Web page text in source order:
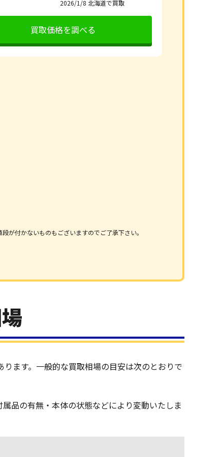
2026/1/8 北海道で買取
買取価格を調べる
が付かないものもございますのでご了承下さい。
ます。一般的な買取相場の目安は次のとおりで
品の有無・本体の状態などにより変動いたしま